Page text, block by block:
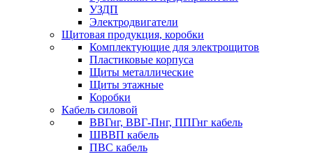
УЗДП
Электродвигатели
Щитовая продукция, коробки
Комплектующие для электрощитов
Пластиковые корпуса
Щиты металлические
Щиты этажные
Коробки
Кабель силовой
ВВГнг, ВВГ-Пнг, ППГнг кабель
ШВВП кабель
ПВС кабель